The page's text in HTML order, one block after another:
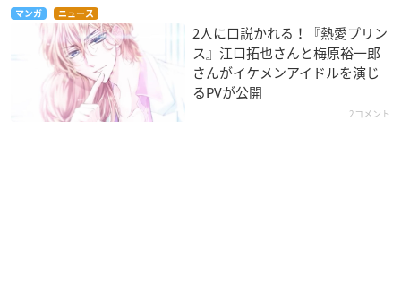
マンガ ニュース
2人に口説かれる！『熱愛プリン
ス』江口拓也さんと梅原裕一郎
さんがイケメンアイドルを演じ
るPVが公開
2コメント